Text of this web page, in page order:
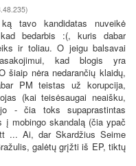
tavo kandidatas nuveikė
bedarbis :(, kuris dabar
ir toliau. O jeigu balsavai
kad blogis yra
šiaip nėra nedarančių klaidų,
PM teistas už korupcija,
(kai teisėsaugai neaišku,
- čia toks supaprastintas
į mobingo skandalą (čia ypač
... Ai, dar Skardžius Seime
galėtų grįžti iš EP, tiktų